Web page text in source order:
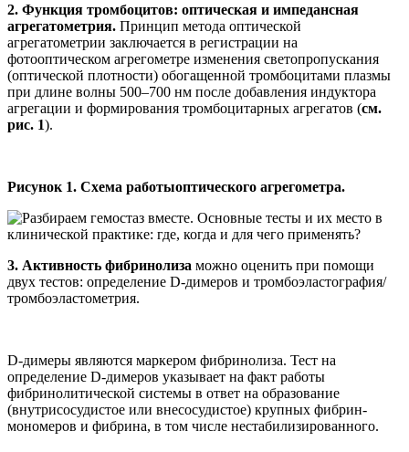
2. Функция тромбоцитов: оптическая и импедансная
агрегатометрия. Принцип метода оптической
агрегатометрии заключается в регистрации на
фотооптическом агрегометре изменения светопропускания
(оптической плотности) обогащенной тромбоцитами плазмы
при длине волны 500–700 нм после добавления индуктора
агрегации и формирования тромбоцитарных агрегатов (см.
рис. 1).
Рисунок 1. Схема работыоптического агрегометра.
3. Активность фибринолиза можно оценить при помощи
двух тестов: определение D-димеров и тромбоэластография/
тромбоэластометрия.
D-димеры являются маркером фибринолиза. Тест на
определение D-димеров указывает на факт работы
фибринолитической системы в ответ на образование
(внутрисосудистое или внесосудистое) крупных фибрин-
мономеров и фибрина, в том числе нестабилизированного.